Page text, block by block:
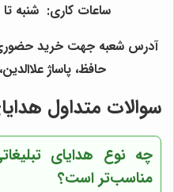
ساعات کاری: شنبه تا
آدرس شعبه جهت خرید حضوری:
حافظ، پاساژ
سوالات متداول
چه نوع هدایای
مناسب‌تر است؟